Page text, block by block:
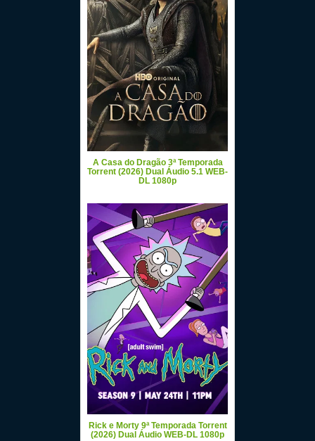
A Casa do Dragão 3ª Temporada
Torrent (2026) Dual Áudio 5.1 WEB-
DL 1080p
Rick e Morty 9ª Temporada Torrent
(2026) Dual Áudio WEB-DL 1080p